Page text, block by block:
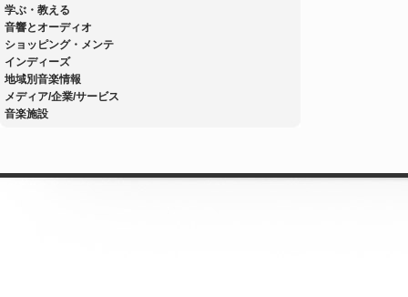
学ぶ・教える
音響とオーディオ
ショッピング・メンテ
インディーズ
地域別音楽情報
メディア/企業/サービス
音楽施設